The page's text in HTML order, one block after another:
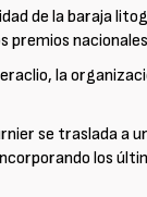
de la baraja
premios
la
se traslada a
los